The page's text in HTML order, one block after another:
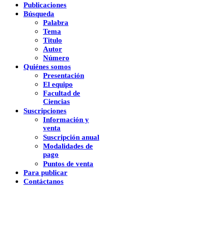
Publicaciones
Búsqueda
Palabra
Tema
Titulo
Autor
Número
Quiénes somos
Presentación
El equipo
Facultad de
Ciencias
Suscripciones
Información y
venta
Suscripción anual
Modalidades de
pago
Puntos de venta
Para publicar
Contáctanos